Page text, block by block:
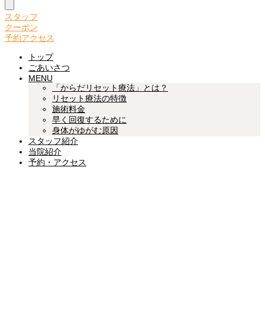
スタッフ
クーポン
予約アクセス
トップ
ごあいさつ
MENU
「からだリセット療法」とは？
リセット療法の特徴
施術料金
早く回復するために
身体がゆがむ原因
スタッフ紹介
当院紹介
予約・アクセス